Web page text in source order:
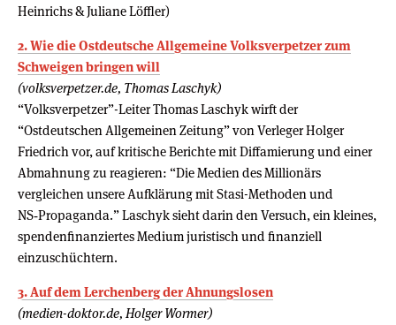
Heinrichs & Juliane Löffler)
2. Wie die Ostdeutsche Allgemeine Volksverpetzer zum
Schweigen bringen will
(volksverpetzer.de, Thomas Laschyk)
“Volksverpetzer”-Leiter Thomas Laschyk wirft der
“Ostdeutschen Allgemeinen Zeitung” von Verleger Holger
Friedrich vor, auf kritische Berichte mit Diffamierung und einer
Abmahnung zu reagieren: “Die Medien des Millionärs
vergleichen unsere Aufklärung mit Stasi-Methoden und
NS‑Propaganda.” Laschyk sieht darin den Versuch, ein kleines,
spendenfinanziertes Medium juristisch und finanziell
einzuschüchtern.
3. Auf dem Lerchenberg der Ahnungslosen
(medien-doktor.de, Holger Wormer)